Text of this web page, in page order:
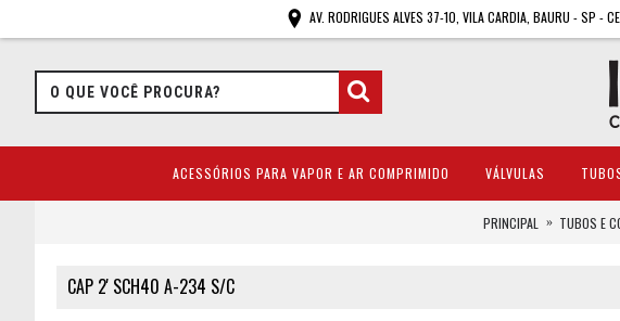
AV. RODRIGUES ALVES 37-10, VILA CARDIA, BAURU - SP
ACESSÓRIOS PARA VAPOR E AR COMPRIMIDO VÁLVULAS
PRINCIPAL TUBOS E
CAP 2' SCH40 A-234 S/C